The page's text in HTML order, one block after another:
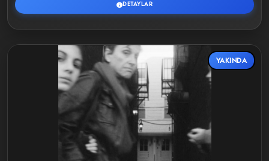
DETAYLAR
YAKINDA
Detaylar